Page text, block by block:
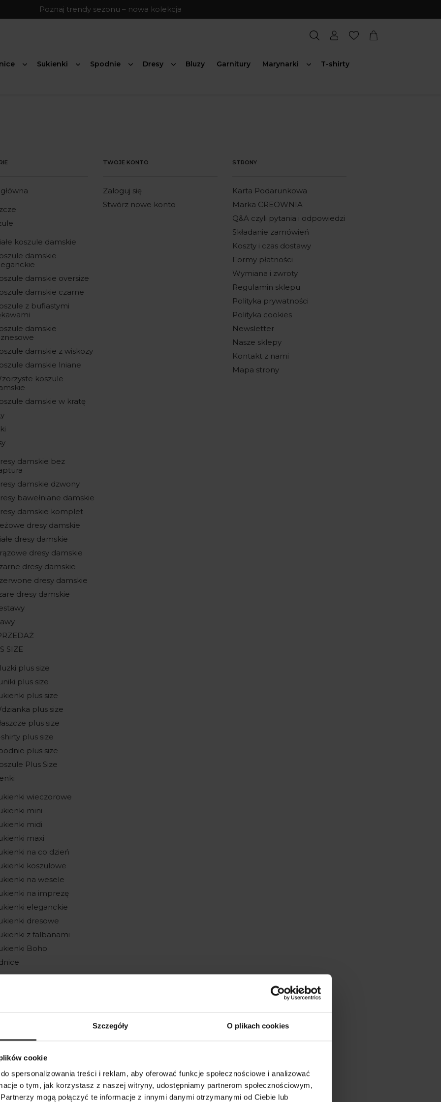
Szczegóły O plikach cookies
cookie
spersonalizowania treści i reklam, aby oferować funkcje społecznościowe i analizować
o tym, jak korzystasz z naszej witryny, udostępniamy partnerom społecznościowym,
mogą połączyć te informacje z innymi danymi otrzymanymi od Ciebie lub
Poznaj trendy sezonu – nowa kolekcja
Sukienki Spodnie Dresy Bluzy Garnitury Marynarki T-shirty
koszule damskie
damskie
damskie oversize
damskie czarne
z bufiastymi
damskie
damskie z wiskozy
damskie lniane
koszule
damskie w kratę
damskie bez
damskie dzwony
bawełniane damskie
damskie komplet
dresy damskie
dresy damskie
dresy damskie
dresy damskie
dresy damskie
dresy damskie
SIZE
plus size
plus size
plus size
plus size
plus size
plus size
plus size
Plus Size
wieczorowe
mini
midi
maxi
na co dzień
koszulowe
na wesele
na imprezę
eleganckie
dresowe
z falbanami
Boho
Spódnice
spódnice
spódnice
TWOJE KONTO
Zaloguj się
Stwórz nowe konto
STRONY
Karta Podarunkowa
Marka CREOWNIA
Q&A czyli pytania i odpowiedzi
Składanie zamówień
Koszty i czas dostawy
Formy płatności
Wymiana i zwroty
Regulamin sklepu
Polityka prywatności
Polityka cookies
Newsletter
Nasze sklepy
Kontakt z nami
Mapa strony